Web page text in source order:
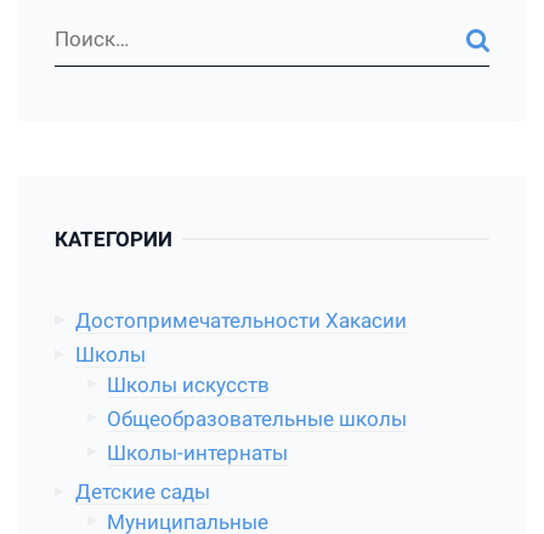
КАТЕГОРИИ
Достопримечательности Хакасии
Школы
Школы искусств
Общеобразовательные школы
Школы-интернаты
Детские сады
Муниципальные